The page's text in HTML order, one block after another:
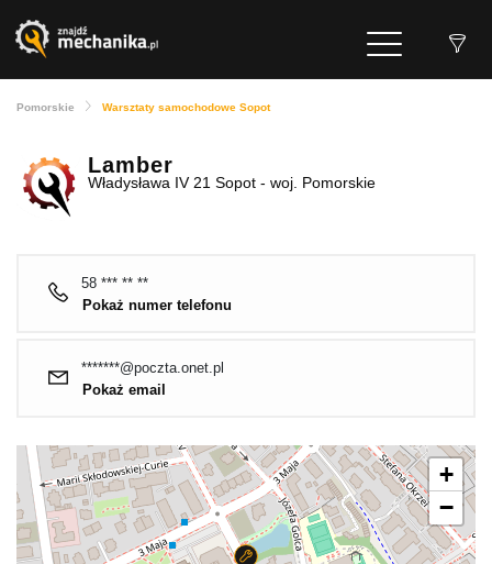
Pomorskie Warsztaty samochodowe Sopot
Lamber
Władysława IV 21 Sopot - woj. Pomorskie
58 *** ** **
Pokaż numer telefonu
*******@poczta.onet.pl
Pokaż email
+
−